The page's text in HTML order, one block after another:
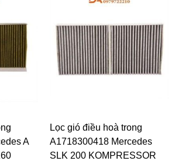
A
Lọc gió điều hoà trong
A1718300418 Mercedes
SLK 200 KOMPRESSOR